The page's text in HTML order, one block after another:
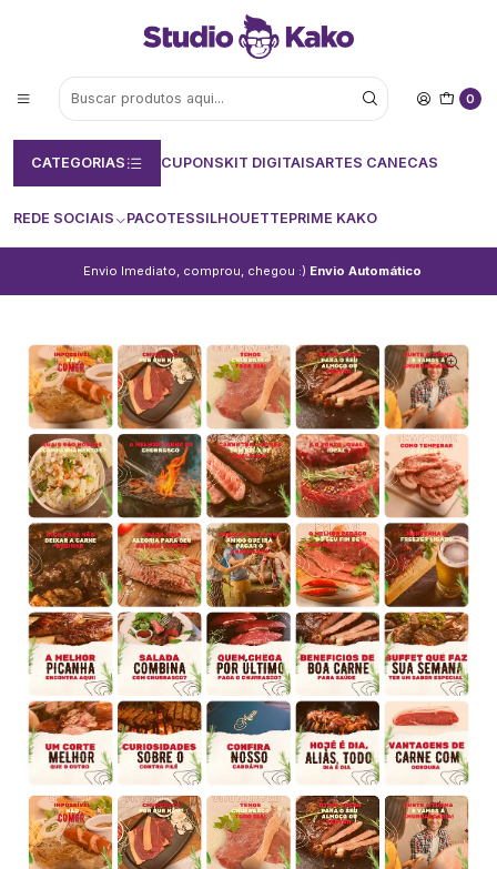
0
CATEGORIAS CUPONSKIT DIGITAISARTES CANECAS
REDE SOCIAIS PACOTESSILHOUETTEPRIME KAKO
Envio Imediato, comprou, chegou :) Envio Automático